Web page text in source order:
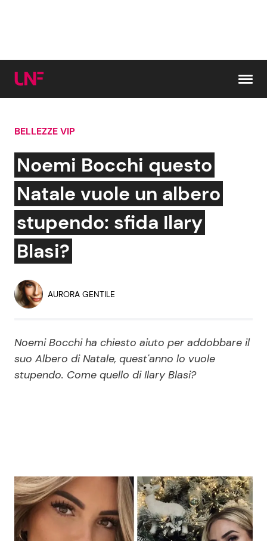
Cerca:
News e Cronaca
Attualità Italiana
Dal Mondo
Economia
Persone Scomparse
Politica
Gossip e TV
Bellezze VIP
Reality e Talent
Soap Opera
News Musica
News Spettacolo
BELLEZZE VIP
Noemi Bocchi questo
Natale vuole un albero
stupendo: sfida Ilary
Blasi?
AURORA GENTILE
Noemi Bocchi ha chiesto aiuto per addobbare il
suo Albero di Natale, quest'anno lo vuole
stupendo. Come quello di Ilary Blasi?